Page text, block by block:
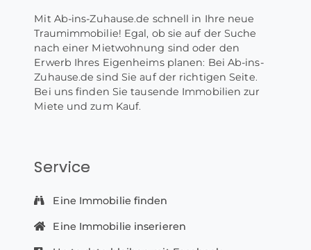
Mit Ab-ins-Zuhause.de schnell in Ihre neue
Traumimmobilie! Egal, ob sie auf der Suche
nach einer Mietwohnung sind oder den
Erwerb Ihres Eigenheims planen: Bei Ab-ins-
Zuhause.de sind Sie auf der richtigen Seite.
Bei uns finden Sie tausende Immobilien zur
Miete und zum Kauf.
Service
Eine Immobilie finden
Eine Immobilie inserieren